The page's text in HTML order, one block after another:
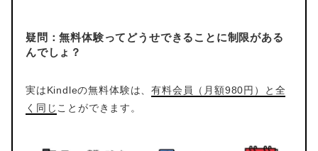
疑問：無料体験ってどうせできることに制限がある
んでしょ？
実はKindleの無料体験は、有料会員（月額980円）と全
く同じ ことができます。